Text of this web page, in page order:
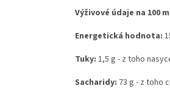
Výživové údaje na 100
Energetická hodnota:
Tuky: 1,5 g - z toho
Sacharidy: 73 g - z toho